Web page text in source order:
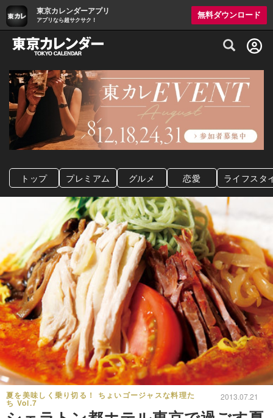
東京カレンダーアプリ
アプリなら超サクサク！
無料ダウンロード
グルメ情報・プレミアムレストラン予約
トップ プレミアム グルメ 恋愛 ライフスタ
夏を美味しく乗り切る！ ちょいゴージャスな料理た
ち Vol.7
2013.07.21